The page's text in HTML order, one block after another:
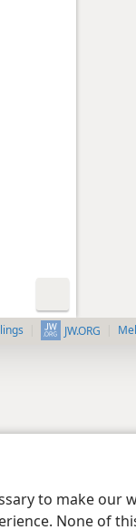
to make our
None of
JW.ORG